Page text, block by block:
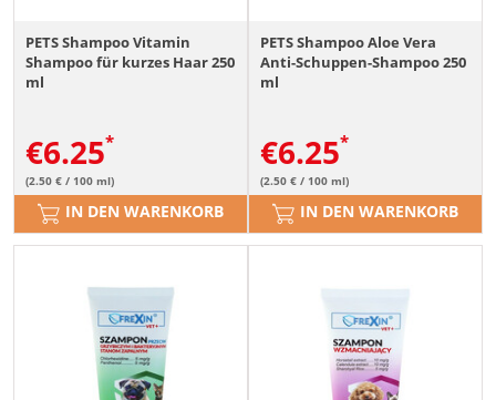
PETS Shampoo Vitamin
Shampoo für kurzes Haar 250
ml
€6.25
(2.50 € / 100 ml)
IN DEN WARENKORB
PETS Shampoo Aloe Vera
Anti-Schuppen-Shampoo 250
ml
€6.25
(2.50 € / 100 ml)
IN DEN WARENKORB